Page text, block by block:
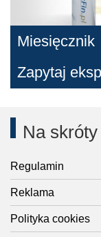
Miesięcznik
Zapytaj
Na skróty
Regulamin
Reklama
Polityka cookies